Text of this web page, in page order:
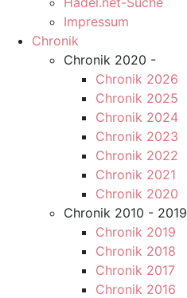
Impressum
Chronik
Chronik 2020 -
Chronik 2026
Chronik 2025
Chronik 2024
Chronik 2023
Chronik 2022
Chronik 2021
Chronik 2020
Chronik 2010 - 2019
Chronik 2019
Chronik 2018
Chronik 2017
Chronik 2016